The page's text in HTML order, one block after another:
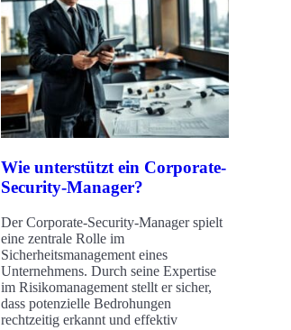
Wie unterstützt ein Corporate-
Security-Manager?
Der Corporate-Security-Manager spielt
eine zentrale Rolle im
Sicherheitsmanagement eines
Unternehmens. Durch seine Expertise
im Risikomanagement stellt er sicher,
dass potenzielle Bedrohungen
rechtzeitig erkannt und effektiv